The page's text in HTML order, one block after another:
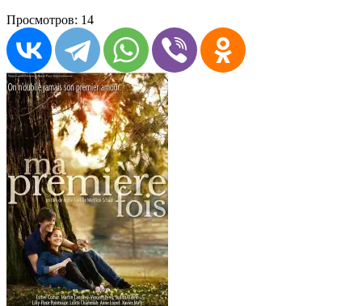
Просмотров: 14